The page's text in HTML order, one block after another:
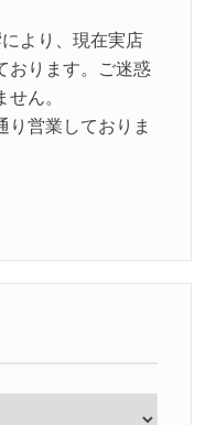
より、現在実店
おります。ご迷惑
ん。
り営業しておりま